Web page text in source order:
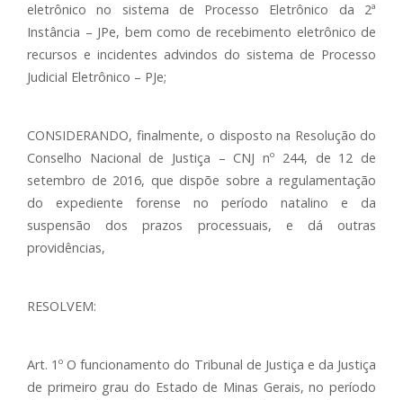
eletrônico no sistema de Processo Eletrônico da 2ª
Instância – JPe, bem como de recebimento eletrônico de
recursos e incidentes advindos do sistema de Processo
Judicial Eletrônico – PJe;
CONSIDERANDO, finalmente, o disposto na Resolução do
Conselho Nacional de Justiça – CNJ nº 244, de 12 de
setembro de 2016, que dispõe sobre a regulamentação
do expediente forense no período natalino e da
suspensão dos prazos processuais, e dá outras
providências,
RESOLVEM:
Art. 1º O funcionamento do Tribunal de Justiça e da Justiça
de primeiro grau do Estado de Minas Gerais, no período